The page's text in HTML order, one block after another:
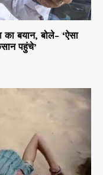
का बयान, बोले- ‘ऐसा
पहुंचे’